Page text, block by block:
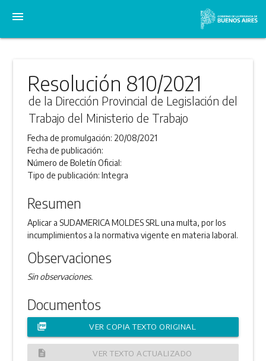
menu
Resolución 810/2021
de la Dirección Provincial de Legislación del
Trabajo del Ministerio de Trabajo
Fecha de promulgación: 20/08/2021
Fecha de publicación:
Número de Boletín Oficial:
Tipo de publicación:Integra
Resumen
Aplicar a SUDAMERICA MOLDES SRL una multa, por los
incumplimientos a la normativa vigente en materia laboral.
Observaciones
Sin observaciones.
Documentos
picture_as_pdf VER COPIA TEXTO ORIGINAL
description VER TEXTO ACTUALIZADO